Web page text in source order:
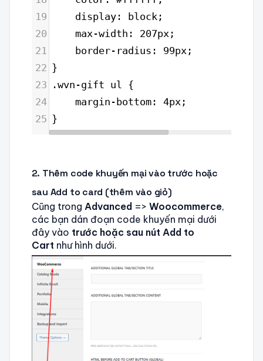
19
display: block;
20
max-width: 207px;
21
border-radius: 99px;
22 }
23
.wvn-gift ul {
24
margin-bottom: 4px;
25 }
2. Thêm code khuyến mại vào trước hoặc
sau Add to card (thêm vào giỏ)
Cũng trong Advanced=> Woocommerce,
các bạn dán đoạn code khuyến mại dưới
đây vào trước hoặc sau nút Add to
Cart như hình dưới.